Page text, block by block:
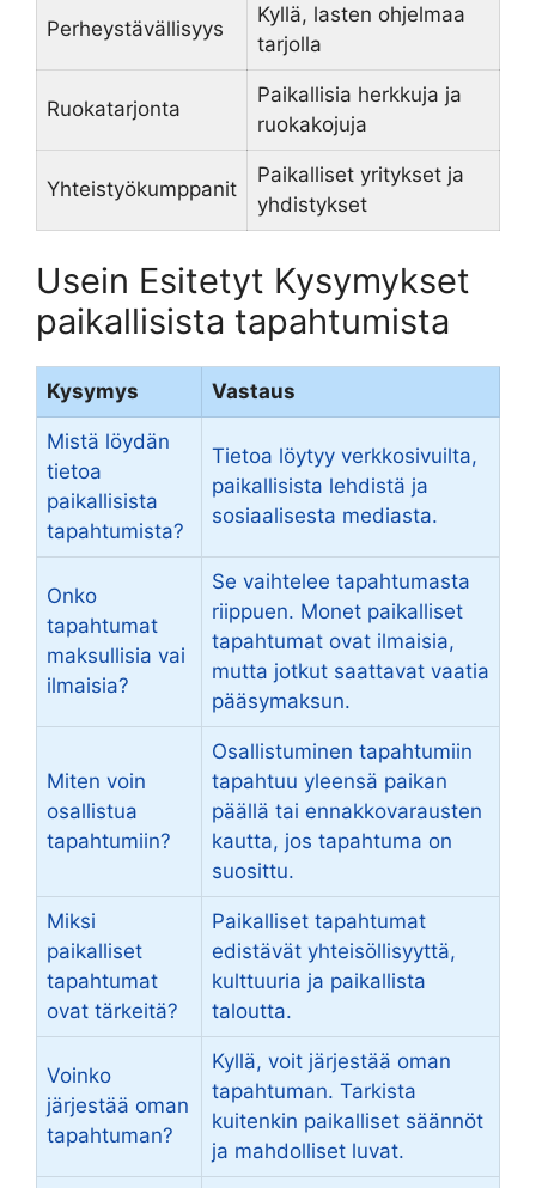
Perheystävällisyys
Kyllä, lasten ohjelmaa
tarjolla
Ruokatarjonta
Paikallisia herkkuja ja
ruokakojuja
Yhteistyökumppanit
Paikalliset yritykset ja
yhdistykset
Usein Esitetyt Kysymykset
paikallisista tapahtumista
Kysymys Vastaus
Mistä löydän
tietoa
paikallisista
tapahtumista?
Tietoa löytyy verkkosivuilta,
paikallisista lehdistä ja
sosiaalisesta mediasta.
Onko
tapahtumat
maksullisia vai
ilmaisia?
Se vaihtelee tapahtumasta
riippuen. Monet paikalliset
tapahtumat ovat ilmaisia,
mutta jotkut saattavat vaatia
pääsymaksun.
Miten voin
osallistua
tapahtumiin?
Osallistuminen tapahtumiin
tapahtuu yleensä paikan
päällä tai ennakkovarausten
kautta, jos tapahtuma on
suosittu.
Miksi
paikalliset
tapahtumat
ovat tärkeitä?
Paikalliset tapahtumat
edistävät yhteisöllisyyttä,
kulttuuria ja paikallista
taloutta.
Voinko
järjestää oman
tapahtuman?
Kyllä, voit järjestää oman
tapahtuman. Tarkista
kuitenkin paikalliset säännöt
ja mahdolliset luvat.